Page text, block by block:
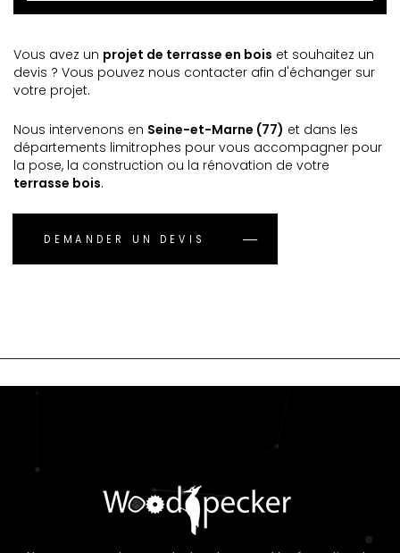
Vous avez un projet de terrasse en bois et souhaitez un
devis ? Vous pouvez nous contacter afin d'échanger sur
votre projet.
Nous intervenons en Seine-et-Marne (77) et dans les
départements limitrophes pour vous accompagner pour
la pose, la construction ou la rénovation de votre
terrasse bois.
DEMANDER UN DEVIS